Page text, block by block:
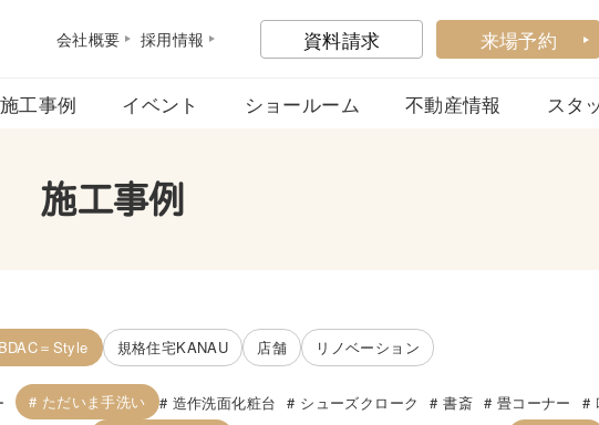
会社概要 採用情報 資料請求 来場予約
施工事例 イベント ショールーム 不動産情報 スタ
施工事例
BDAC＝Style 規格住宅KANAU 店舗 リノベーション
ただいま手洗い 造作洗面化粧台 シューズクローク 書斎 畳コーナー